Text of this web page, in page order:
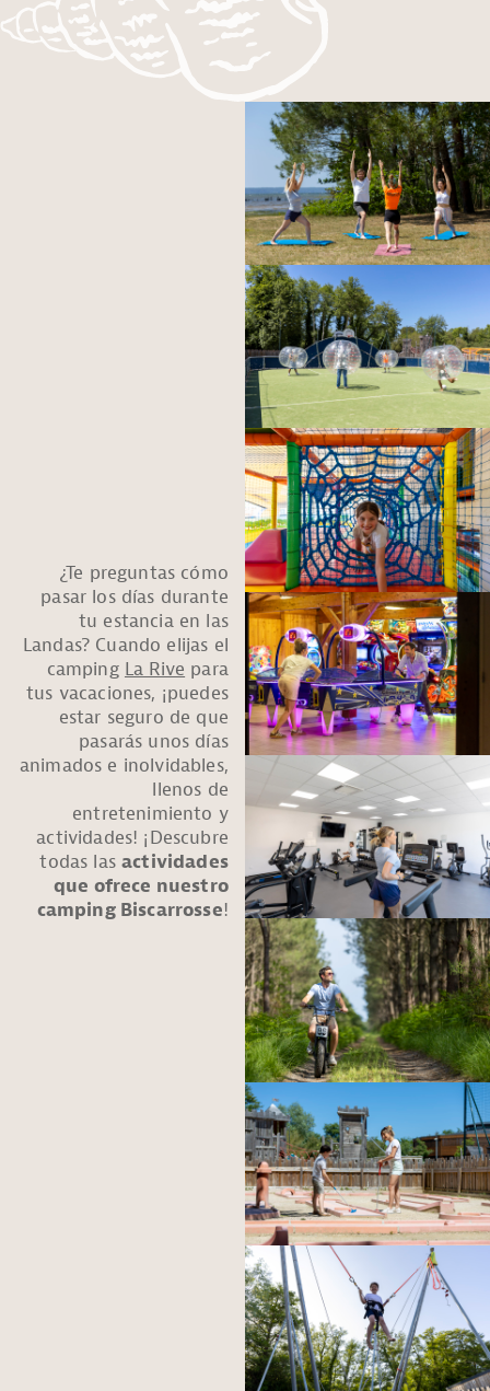
¿Te preguntas cómo
pasar los días durante
tu estancia en las
Landas? Cuando elijas el
camping La Rive para
tus vacaciones, ¡puedes
estar seguro de que
pasarás unos días
animados e inolvidables,
llenos de
entretenimiento y
actividades! ¡Descubre
todas lasactividades
que ofrece nuestro
camping Biscarrosse!